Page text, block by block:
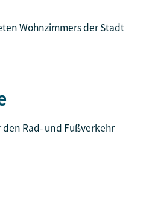
Wohnzimmers der Stadt
Rad- und Fußverkehr